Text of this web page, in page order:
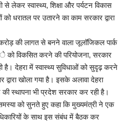
से लेकर स्वास्थ्य, शिक्षा और पर्यटन विकास
धरातल पर उतारने का काम सरकार द्वारा
की लागत से बनने वाला जूलॉजिकल पार्क
को विकसित करने की परियोजना, सरकार
है। देहरा में स्वास्थ्य सुविधाओं को सुदृढ़ करने
खोला गया है। इसके अलावा देहरा
स्थापना भी प्रदेश सरकार कर रही है।
समस्या को सुनते हुए कहा कि मुख्यमंत्री ने एक
के साथ इस संबंध में बैठक कर